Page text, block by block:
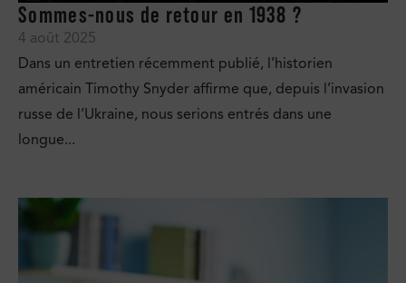
Sommes-nous de retour en 1938 ?
4 août 2025
Dans un entretien récemment publié, l’historien
américain Timothy Snyder affirme que, depuis l’invasion
russe de l’Ukraine, nous serions entrés dans une
longue...